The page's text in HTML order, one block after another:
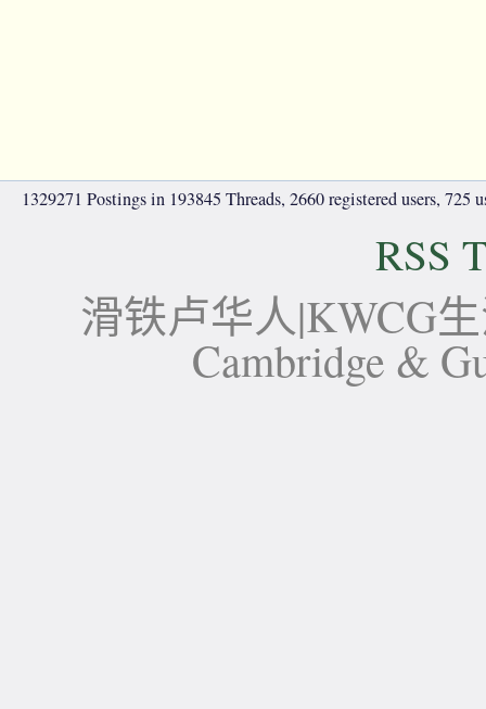
1329271 Postings in 193845 Threads, 2660 registered users, 725
RSS
滑铁卢华人|KWCG
Cambridge &